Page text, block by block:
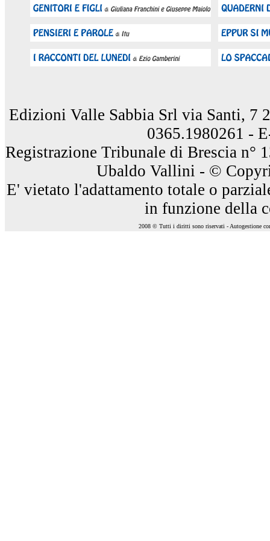
Edizioni Valle Sabbia Srl via Santi, 7
0365.1980261 -
Registrazione Tribunale di Brescia n°
Ubaldo Vallini - ©
E' vietato l'adattamento totale o
in funzione della
2008 © Tutti i diritti sono riservati - Autogestione